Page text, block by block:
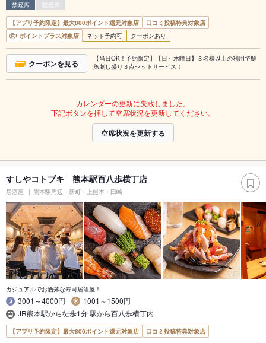
禁煙席
喫煙席
【アプリ予約限定】最大800ポイント還元対象店
口コミ投稿特典対象店
ポイントプラス対象店
ネット予約可 クーポンあり
クーポンを見る
【当日OK！予約限定】【日～木曜日】３名様以上の利用で鮮
魚刺し盛り３点セットサービス！
カレンダーの更新に失敗しました。
下記ボタンを押して空席状況を更新してください。
空席状況を更新する
すしやコトブキ 熊本駅百八歩横丁店
居酒屋 熊本駅周辺・新町・上熊本・田崎
カジュアルでお洒落な寿司居酒屋！
3001～4000円
1001～1500円
JR熊本駅から徒歩1分 駅から百八歩横丁内
【アプリ予約限定】最大800ポイント還元対象店 口コミ投稿特典対象店